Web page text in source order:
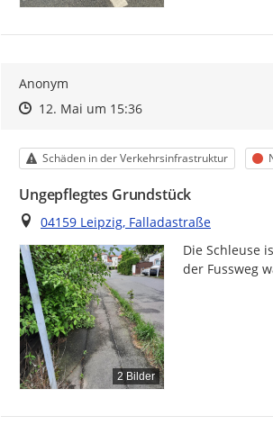
Anonym
Zeitpunkt des Erstellens
Zeitpunkt des Erstellens
12. Mai um 15:36Zur Äußerung
Kategorie
Schäden in der Verkehrsinfrastruktur
Ungepflegtes Grundstück
Ort
04159 Leipzig, Falladastraße
2 Bilder
Die Schleuse
der Fussweg